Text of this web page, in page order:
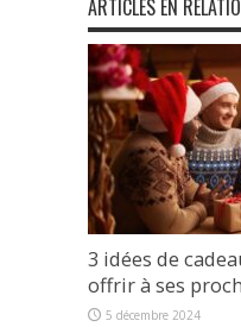
ARTICLES EN
3 idées de
offrir à ses
5 décembre 2024